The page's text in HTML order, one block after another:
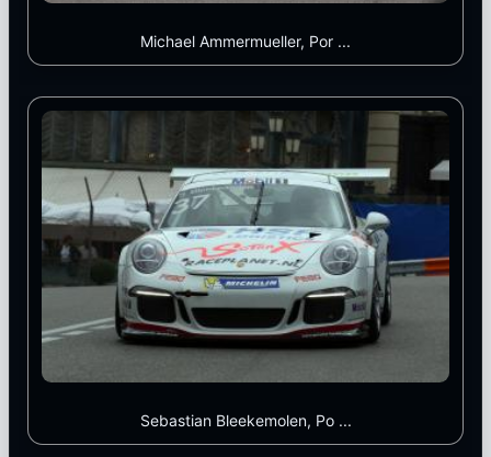
Michael Ammermueller, Por ...
Sebastian Bleekemolen, Po ...